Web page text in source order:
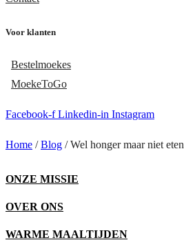
Voor klanten
Bestelmoekes
MoekeToGo
Facebook-f Linkedin-in Instagram
Home /Blog /Wel honger maar niet eten
ONZE MISSIE
OVER ONS
WARME MAALTIJDEN